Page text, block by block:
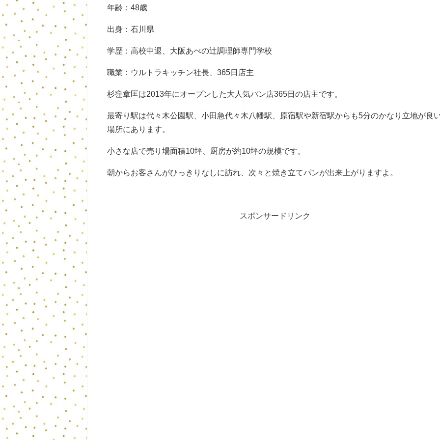
年齢：48歳
出身：石川県
学歴：高校中退、大阪あべの辻調理師専門学校
職業：ウルトラキッチン社長、365日店主
杉窪章匡は2013年にオープンした大人気パン店365日の店主です。
最寄り駅は代々木公園駅、小田急代々木八幡駅、原宿駅や新宿駅からも5分のかなり立地が良
場所にあります。
小さな店で売り場面積10坪、厨房が約10坪の規模です。
朝からお客さんがひっきりなしに訪れ、次々と焼き立てパンが出来上がりますよ。
スポンサードリンク